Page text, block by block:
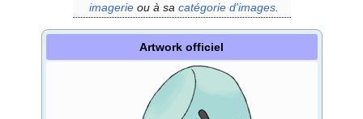
imagerieou à sa catégorie d'images.
Artwork officiel